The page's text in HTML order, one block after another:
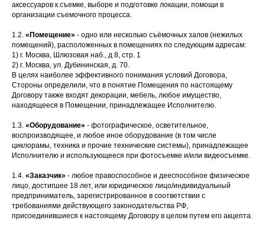
аксессуаров к съемке, выборе и подготовке локации, помощи в
организации съемочного процесса.
1.2. «Помещение» - одно или несколько съёмочных залов (нежилых
помещений), расположенных в помещениях по следующим адресам:
1) г. Москва, Шлюзовая наб., д 8, стр. 1
2) г. Москва, ул. Дубининская, д. 70.
В целях наиболее эффективного понимания условий Договора,
Стороны определили, что в понятие Помещения по настоящему
Договору также входят декорации, мебель, любое имущество,
находящееся в Помещении, принадлежащее Исполнителю.
1.3. «Оборудование» - фотографическое, осветительное,
воспроизводящее, и любое иное оборудование (в том числе
циклорамы, техника и прочие технические системы), принадлежащее
Исполнителю и использующееся при фотосъемке и/или видеосъемке.
1.4. «Заказчик» - любое правоспособное и дееспособное физическое
лицо, достигшее 18 лет, или юридическое лицо/индивидуальный
предприниматель, зарегистрированное в соответствии с
требованиями действующего законодательства РФ,
присоединившиеся к настоящему Договору в целом путем его акцепта.